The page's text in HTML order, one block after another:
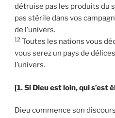
détruise pas les produits du
pas stérile dans vos
de l’univers.
12 Toutes les nations vous
vous serez un pays de
l’univers.
[1. Si Dieu est loin, qui s’est
Dieu commence son